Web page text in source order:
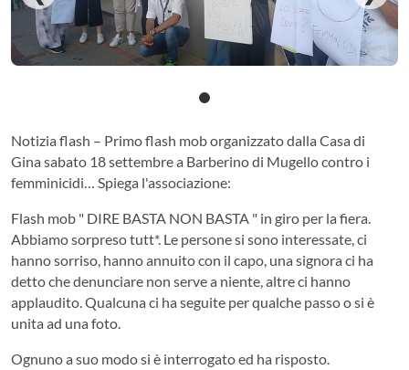
Notizia flash – Primo flash mob organizzato dalla Casa di
Gina sabato 18 settembre a Barberino di Mugello contro i
femminicidi… Spiega l'associazione:
Flash mob " DIRE BASTA NON BASTA " in giro per la fiera.
Abbiamo sorpreso tutt*. Le persone si sono interessate, ci
hanno sorriso, hanno annuito con il capo, una signora ci ha
detto che denunciare non serve a niente, altre ci hanno
applaudito. Qualcuna ci ha seguite per qualche passo o si è
unita ad una foto.
Ognuno a suo modo si è interrogato ed ha risposto.